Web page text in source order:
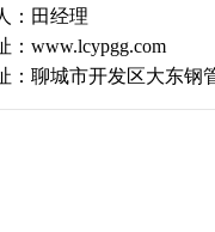
：田经理
www.lcypgg.com
聊城市开发区大东钢